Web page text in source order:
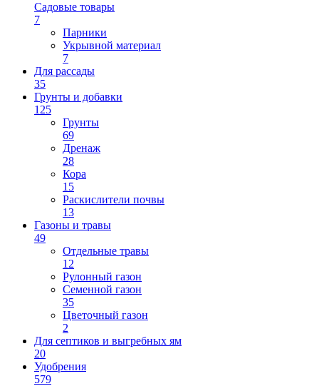
Садовые товары
7
Парники
Укрывной материал
7
Для рассады
35
Грунты и добавки
125
Грунты
69
Дренаж
28
Кора
15
Раскислители почвы
13
Газоны и травы
49
Отдельные травы
12
Рулонный газон
Семенной газон
35
Цветочный газон
2
Для септиков и выгребных ям
20
Удобрения
579